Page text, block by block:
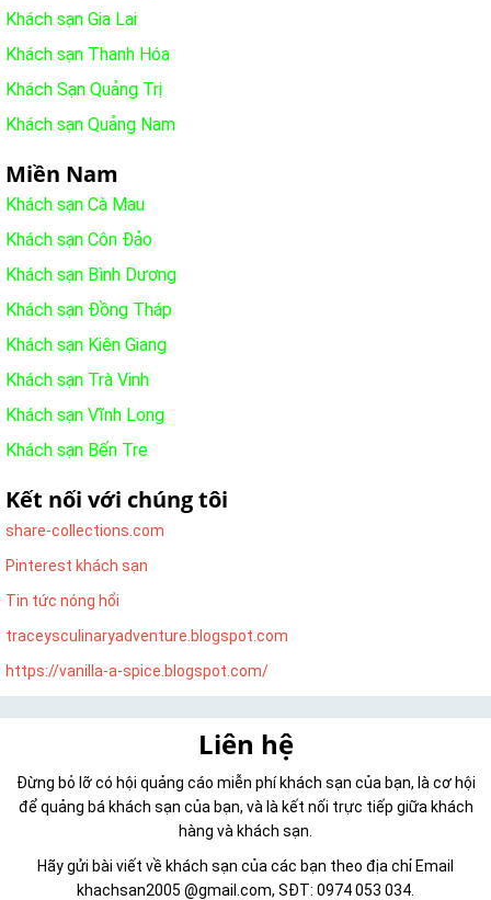
Khách sạn Gia Lai
Khách sạn Thanh Hóa
Khách Sạn Quảng Trị
Khách sạn Quảng Nam
Miền Nam
Khách sạn Cà Mau
Khách sạn Côn Đảo
Khách sạn Bình Dương
Khách sạn Đồng Tháp
Khách sạn Kiên Giang
Khách sạn Trà Vinh
Khách sạn Vĩnh Long
Khách sạn Bến Tre
Kết nối với chúng tôi
share-collections.com
Pinterest khách sạn
Tin tức nóng hổi
traceysculinaryadventure.blogspot.com
https://vanilla-a-spice.blogspot.com/
Liên hệ
Đừng bỏ lỡ có hội quảng cáo miễn phí khách sạn của bạn, là cơ hội
để quảng bá khách sạn của bạn, và là kết nối trực tiếp giữa khách
hàng và khách sạn.
Hãy gửi bài viết về khách sạn của các bạn theo địa chỉ Email
khachsan2005 @gmail.com, SĐT: 0974 053 034.